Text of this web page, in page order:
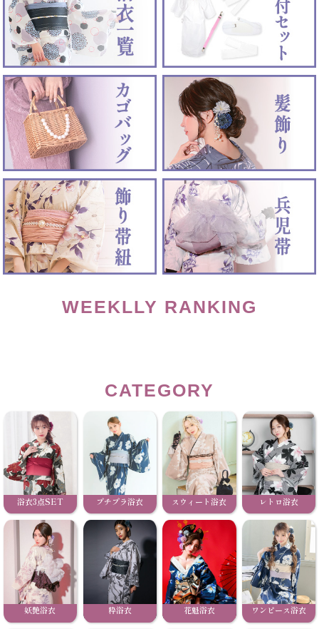
WEEKLLY RANKING
CATEGORY
浴衣3点SET プチプラ浴衣 スウィート浴衣 レトロ浴衣
妖艶浴衣 粋浴衣 花魁浴衣 ワンピース浴衣